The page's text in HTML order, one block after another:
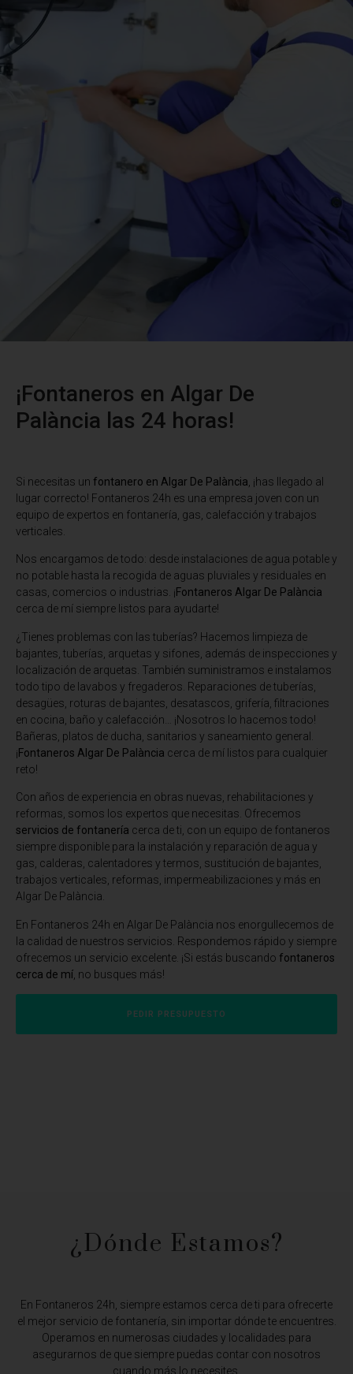
¡Fontaneros en Algar De
Palància las 24 horas!
Si necesitas un fontanero en Algar De Palància , ¡has llegado al
lugar correcto! Fontaneros 24h es una empresa joven con un
equipo de expertos en fontanería, gas, calefacción y trabajos
verticales.
Nos encargamos de todo: desde instalaciones de agua potable y
no potable hasta la recogida de aguas pluviales y residuales en
casas, comercios o industrias. ¡Fontaneros Algar De Palància
cerca de mí siempre listos para ayudarte!
¿Tienes problemas con las tuberías? Hacemos limpieza de
bajantes, tuberías, arquetas y sifones, además de inspecciones y
localización de arquetas. También suministramos e instalamos
todo tipo de lavabos y fregaderos. Reparaciones de tuberías,
desagües, roturas de bajantes, desatascos, grifería, filtraciones
en cocina, baño y calefacción… ¡Nosotros lo hacemos todo!
Bañeras, platos de ducha, sanitarios y saneamiento general.
¡Fontaneros Algar De Palància cerca de mí listos para cualquier
reto!
Con años de experiencia en obras nuevas, rehabilitaciones y
reformas, somos los expertos que necesitas. Ofrecemos
servicios de fontanería cerca de ti, con un equipo de fontaneros
siempre disponible para la instalación y reparación de agua y
gas, calderas, calentadores y termos, sustitución de bajantes,
trabajos verticales, reformas, impermeabilizaciones y más en
Algar De Palància.
En Fontaneros 24h en Algar De Palància nos enorgullecemos de
la calidad de nuestros servicios. Respondemos rápido y siempre
ofrecemos un servicio excelente. ¡Si estás buscando fontaneros
cerca de mí , no busques más!
PEDIR PRESUPUESTO
¿Dónde Estamos?​
En Fontaneros 24h, siempre estamos cerca de ti para ofrecerte
el mejor servicio de fontanería, sin importar dónde te encuentres.
Operamos en numerosas ciudades y localidades para
asegurarnos de que siempre puedas contar con nosotros
cuando más lo necesites.